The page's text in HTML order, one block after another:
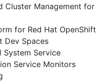
Cluster Management for
for Red Hat OpenShift
Dev Spaces
System Service
Service Monitors